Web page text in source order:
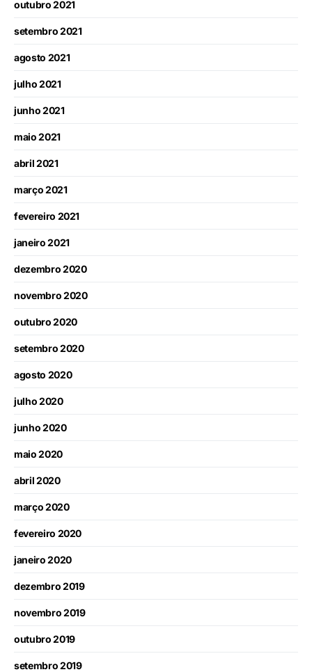
outubro 2021
setembro 2021
agosto 2021
julho 2021
junho 2021
maio 2021
abril 2021
março 2021
fevereiro 2021
janeiro 2021
dezembro 2020
novembro 2020
outubro 2020
setembro 2020
agosto 2020
julho 2020
junho 2020
maio 2020
abril 2020
março 2020
fevereiro 2020
janeiro 2020
dezembro 2019
novembro 2019
outubro 2019
setembro 2019